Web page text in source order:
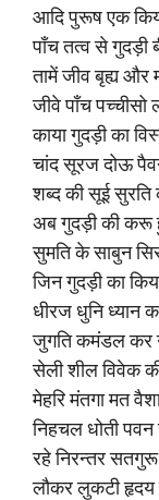
आदि पुरूष एक
पाँच तत्व से गुदड़ी
तामें जीव बृह्य और
जीवे पाँच पच्चीसो
काया गुदड़ी का
चांद सूरज दोऊ
शब्द की सूई सुरति
अब गुदड़ी की करू
सुमति के साबुन
जिन गुदड़ी का
धीरज धुनि ध्यान
जुगति कमंडल कर
सेली शील विवेक
मेहरि मंतगा मत
निहचल धोती
रहे निरन्तर
लौकर लुकटी हृदय